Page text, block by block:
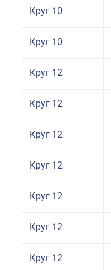
Круг 10
Круг 10
Круг 12
Круг 12
Круг 12
Круг 12
Круг 12
Круг 12
Круг 12